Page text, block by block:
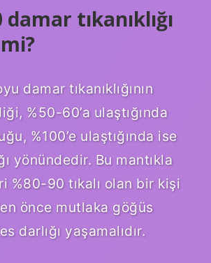
tıkanıklığı
damar tıkanıklığının
%50-60’a ulaştığında
%100’e ulaştığında ise
yönündedir. Bu mantıkla
%80-90 tıkalı olan bir kişi
önce mutlaka göğüs
darlığı yaşamalıdır.